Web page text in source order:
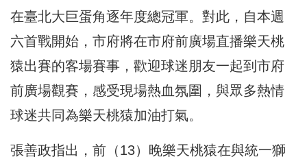
在臺北大巨蛋角逐年度總冠軍。對此，自本週
六首戰開始，市府將在市府前廣場直播樂天桃
猿出賽的客場賽事，歡迎球迷朋友一起到市府
前廣場觀賽，感受現場熱血氛圍，與眾多熱情
球迷共同為樂天桃猿加油打氣。
張善政指出，前（13）晚樂天桃猿在與統一獅